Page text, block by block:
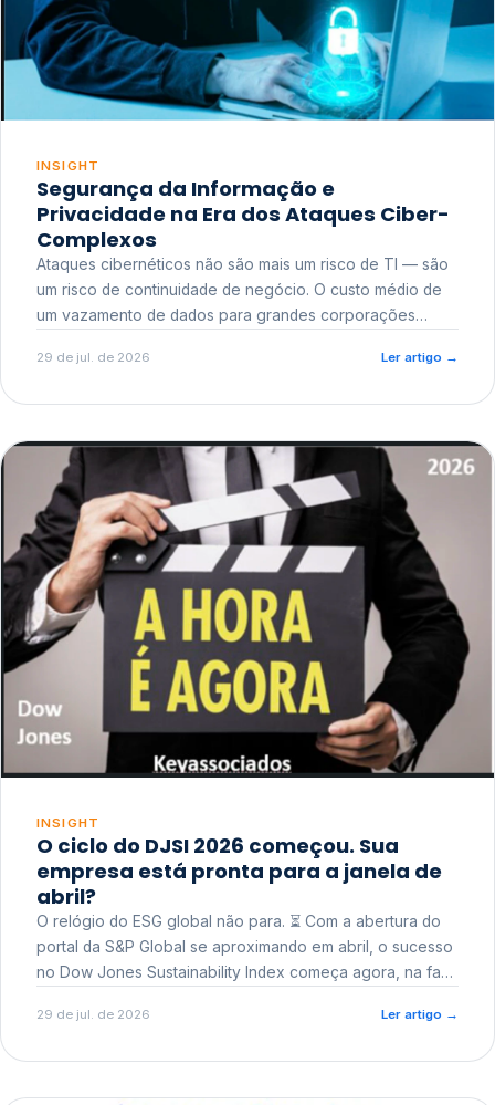
INSIGHT
Segurança da Informação e
Privacidade na Era dos Ataques Ciber-
Complexos
Ataques cibernéticos não são mais um risco de TI — são
um risco de continuidade de negócio. O custo médio de
um vazamento de dados para grandes corporações
reputacional e o risco regulatório junto a órgãos como a
29 de jul. de 2026 Ler artigo →
INSIGHT
O ciclo do DJSI 2026 começou. Sua
empresa está pronta para a janela de
abril?
O relógio do ESG global não para. ⏳ Com a abertura do
portal da S&P Global se aproximando em abril, o sucesso
no Dow Jones Sustainability Index começa agora, na fase
29 de jul. de 2026 Ler artigo →